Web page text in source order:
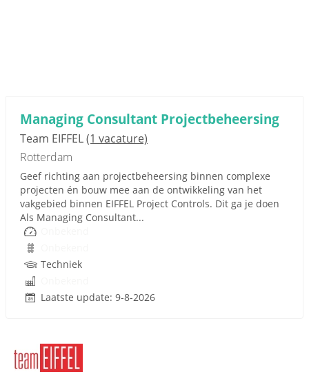
Managing Consultant Projectbeheersing
Team EIFFEL(1 vacature)
Rotterdam
Geef richting aan projectbeheersing binnen complexe
projecten én bouw mee aan de ontwikkeling van het
vakgebied binnen EIFFEL Project Controls. Dit ga je doen
Als Managing Consultant...
Techniek
Laatste update: 9-8-2026